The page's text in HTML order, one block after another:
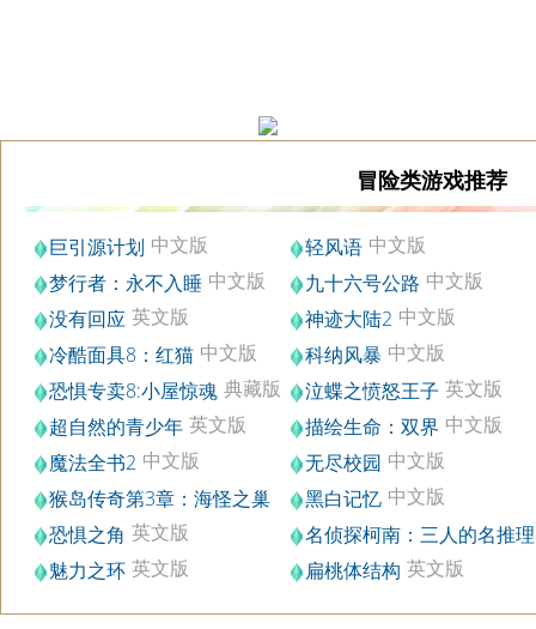
冒险类游戏推荐
巨引源计划 中文版 轻风语 中文版
梦行者：永不入睡 中文版 九十六号公路 中文版
没有回应 英文版 神迹大陆2 中文版
冷酷面具8：红猫 中文版 科纳风暴 中文版
恐惧专卖8:小屋惊魂 典藏版 泣蝶之愤怒王子 英文版
超自然的青少年 英文版 描绘生命：双界 中文版
魔法全书2 中文版 无尽校园 中文版
猴岛传奇第3章：海怪之巢
中文版
黑白记忆 中文版
恐惧之角 英文版
名侦探柯南：三人的名推理
中文版
魅力之环 英文版 扁桃体结构 英文版